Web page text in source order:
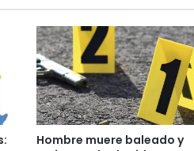
Hombre muere baleado y